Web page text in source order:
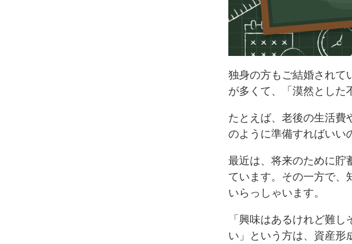
独身の方もご結婚されて
が多くて、「漠然とした
たとえば、老後の生活費
のように準備すればいい
最近は、将来のために貯
ています。その一方で、
いらっしゃいます。
「興味はあるけれど難
い」という方は、資産形